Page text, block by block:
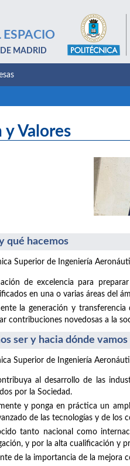
ESPACIO
MADRID
y Valores
qué hacemos
Superior de Ingeniería
de excelencia para
en una o varias áreas del
la generación y
contribuciones novedosas a la
ser y hacia dónde vamos
Superior de Ingeniería
al desarrollo de las
por la Sociedad.
y ponga en práctica un
de las tecnologías y de los
tanto nacional como
y por la alta cualificación y
de la importancia de la mejora